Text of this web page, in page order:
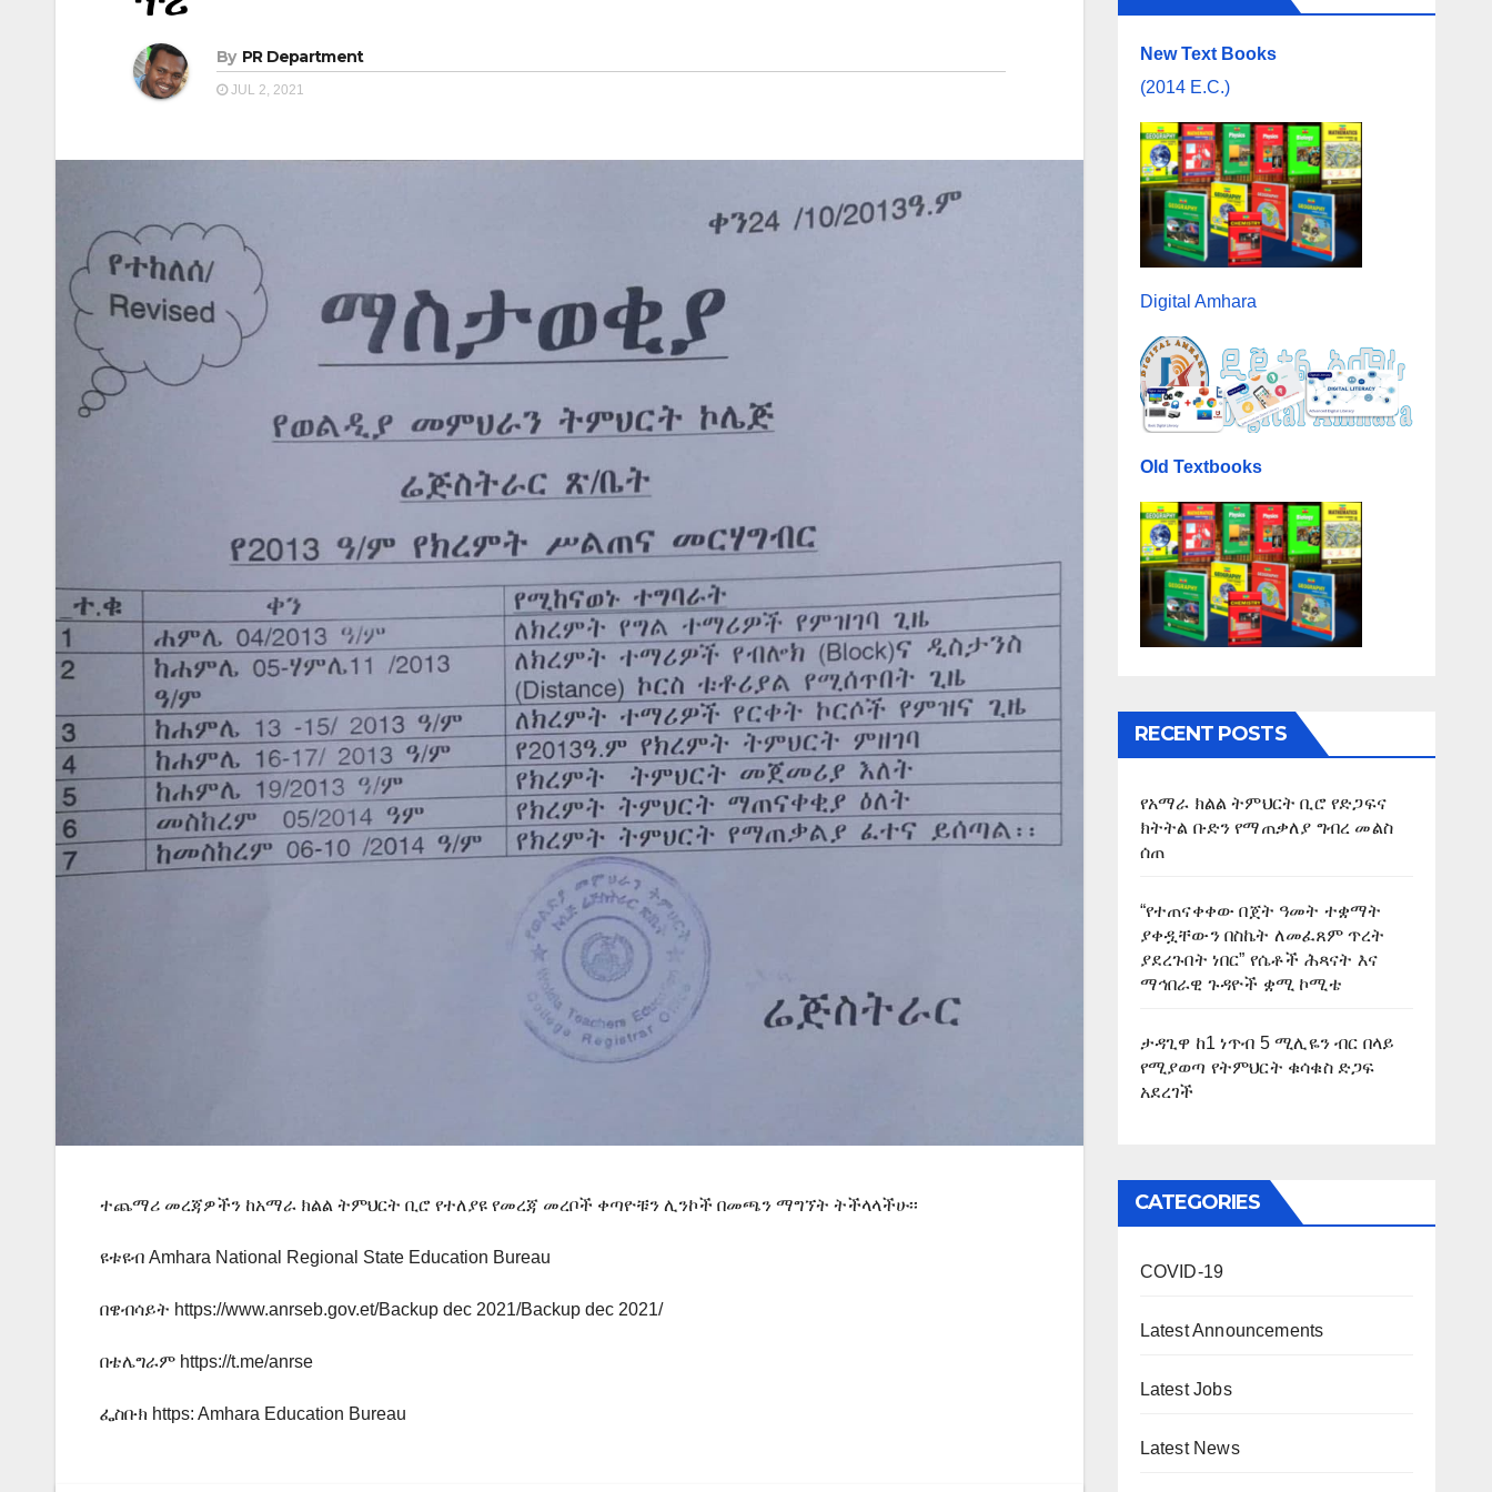
By PR Department
JUL 2, 2021
ተጨማሪ መረጃዎችን ከአማራ ክልል ትምህርት ቢሮ የተለያዩ የመረጃ መረቦች ቀጣዮቹን ሊንኮች በመጫን ማግኘት ትችላላችሁ፡፡
ዩቱዩብ Amhara National Regional State Education Bureau
በዌብሳይት https://www.anrseb.gov.et/Backup dec 2021/Backup dec 2021/
በቴሌግራም https://t.me/anrse
ፌስቡክ https: Amhara Education Bureau
New Text Books
(2014 E.C.)
Digital Amhara
Old Textbooks
RECENT POSTS
የአማራ ክልል ትምህርት ቢሮ የድጋፍና
ክትትል ቡድን የማጠቃለያ ግብረ መልስ
ሰጠ
“የተጠናቀቀው በጀት ዓመት ተቋማት
ያቀዷቸውን በስኬት ለመፈጸም ጥረት
ያደረጉበት ነበር” የሴቶች ሕጻናት እና
ማኅበራዊ ጉዳዮች ቋሚ ኮሚቴ
ታዳጊዋ ከ1 ነጥብ 5 ሚሊዬን ብር በላይ
የሚያወጣ የትምህርት ቁሳቁስ ድጋፍ
አደረገች
CATEGORIES
COVID-19
Latest Announcements
Latest Jobs
Latest News